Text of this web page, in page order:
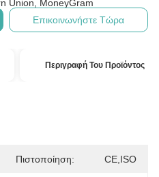
Union, MoneyGram
Επικοινωνήστε Τώρα
Περιγραφή Του Προϊόντος
Πιστοποίηση: CE,ISO